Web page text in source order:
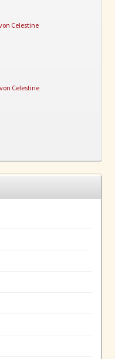
Celestine
Celestine